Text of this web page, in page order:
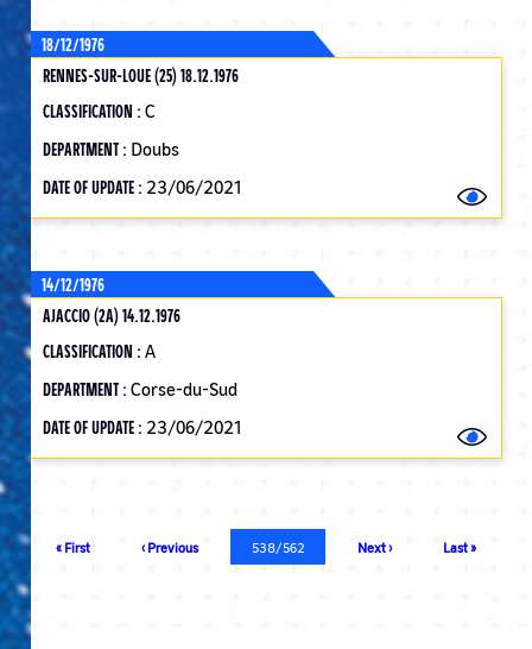
18/12/1976
RENNES-SUR-LOUE (25) 18.12.1976
CLASSIFICATION : C
DEPARTMENT : Doubs
DATE OF UPDATE : 23/06/2021
14/12/1976
AJACCIO (2A) 14.12.1976
CLASSIFICATION : A
DEPARTMENT : Corse-du-Sud
DATE OF UPDATE : 23/06/2021
Pagination
First
« First
Previous
‹ Previous
Current
page
538/562
Next
Next ›
Last
Last »